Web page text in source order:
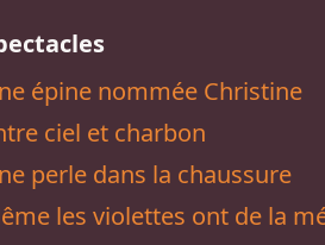
épine nommée Christine
ciel et charbon
perle dans la chaussure
les violettes ont de la